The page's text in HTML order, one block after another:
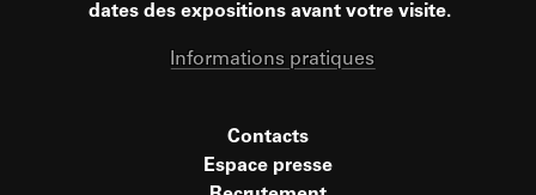
dates des expositions avant votre visite.
Informations pratiques
Contacts
Espace presse